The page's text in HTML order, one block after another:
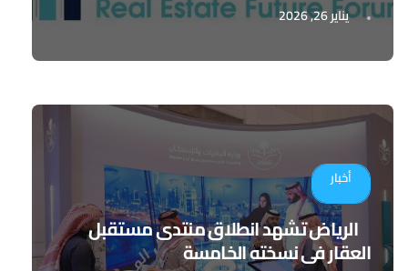
يناير 26, 2026
أخبار
الرياض تشهد انطلاق منتدى مستقبل
العقار في نسخته الخامسة